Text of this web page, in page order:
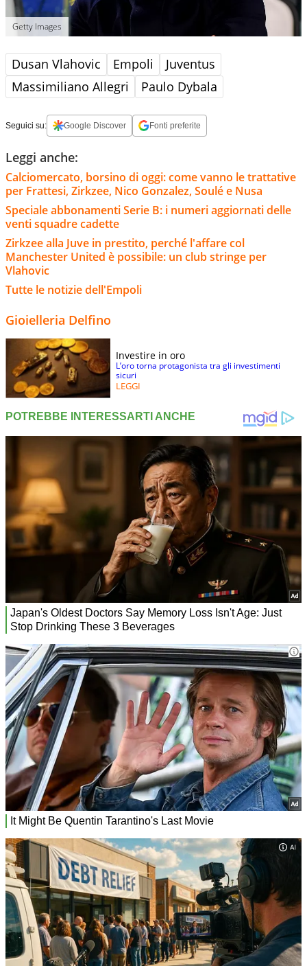
Getty Images
Dusan Vlahovic Empoli
Juventus
Massimiliano Allegri
Paulo Dybala
Seguici su: Google Discover Fonti preferite
Leggi anche:
Calciomercato, borsino di oggi: come vanno le trattative
per Frattesi, Zirkzee, Nico Gonzalez, Soulé e Nusa
Speciale abbonamenti Serie B: i numeri aggiornati delle
venti squadre cadette
Zirkzee alla Juve in prestito, perché l'affare col
Manchester United è possibile: un club stringe per
Vlahovic
Tutte le notizie dell'Empoli
Gioielleria Delfino
Investire in oro
L’oro torna protagonista tra gli investimenti
sicuri
LEGGI